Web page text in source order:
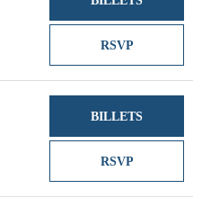
RSVP
RSVP
BILLETS